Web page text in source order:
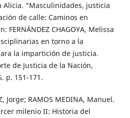
Alicia. “Masculinidades, justicia
de calle: Caminos en
FERNÁNDEZ CHAGOYA, Melissa
en torno a la
la impartición de justicia.
de Justicia de la Nación,
p. 151-171.
Jorge; RAMOS MEDINA, Manuel.
milenio II: Historia del